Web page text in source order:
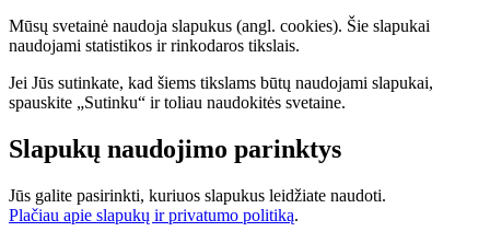
Mūsų svetainė naudoja slapukus (angl. cookies). Šie slapukai
naudojami statistikos ir rinkodaros tikslais.
Jei Jūs sutinkate, kad šiems tikslams būtų naudojami slapukai,
spauskite „Sutinku“ ir toliau naudokitės svetaine.
Slapukų naudojimo parinktys
Jūs galite pasirinkti, kuriuos slapukus leidžiate naudoti.
Plačiau apie slapukų ir privatumo politiką.